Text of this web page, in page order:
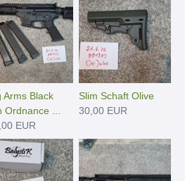
Arms Black
Ordnance ...
EUR
Slim Schaft Olive
30,00 EUR